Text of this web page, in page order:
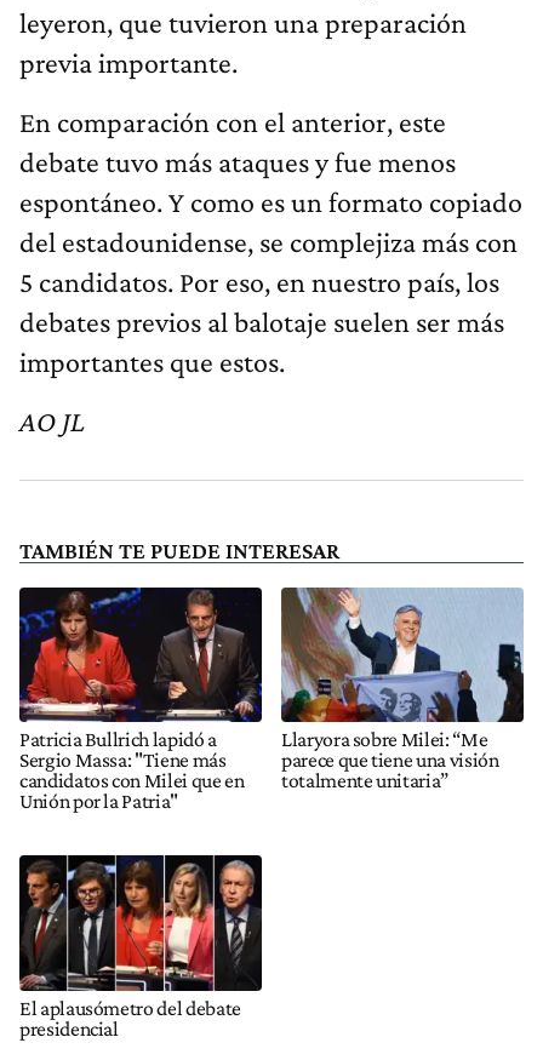
leyeron, que tuvieron una preparación
previa importante.
En comparación con el anterior, este
debate tuvo más ataques y fue menos
espontáneo. Y como es un formato copiado
del estadounidense, se complejiza más con
5 candidatos. Por eso, en nuestro país, los
debates previos al balotaje suelen ser más
importantes que estos.
AO JL
TAMBIÉN TE PUEDE INTERESAR
Patricia Bullrich lapidó a
Sergio Massa: "Tiene más
candidatos con Milei que en
Unión por la Patria"
Llaryora sobre Milei: “Me
parece que tiene una visión
totalmente unitaria”
El aplausómetro del debate
presidencial